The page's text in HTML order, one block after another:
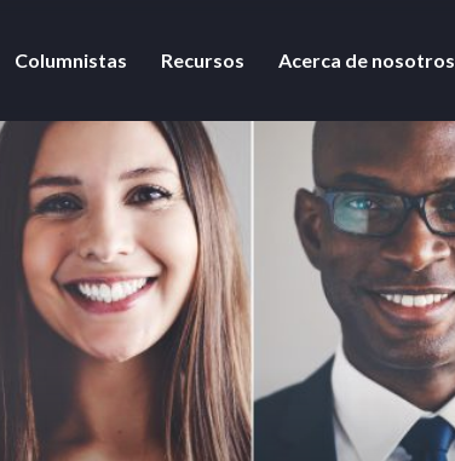
Columnistas Recursos Acerca de nosotros